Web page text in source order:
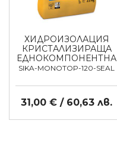
ХИДРОИЗОЛАЦИЯ
КРИСТАЛИЗИРАЩА
ЕДНОКОМПОНЕНТНА
SIKA-MONOTOP-120-SEAL
31,00 € / 60,63 лв.